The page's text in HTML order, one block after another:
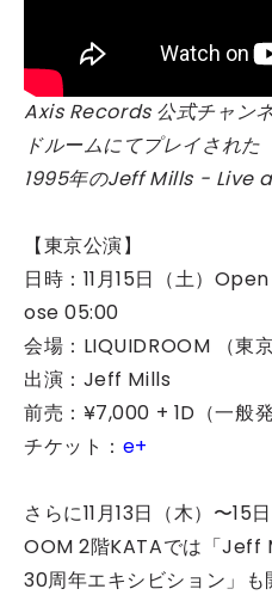
Axis Records 公式チャン
ドルームにてプレイされ
1995年のJeff Mills - Live
【東京公演】
日時：11月15日（土）
ose 05:00
会場：LIQUIDROOM （東
出演：Jeff Mills
前売：¥7,000 + 1D（一般
チケット： e+
さらに11月13日（木）〜15
OOM 2階KATAでは「
30周年エキシビション」